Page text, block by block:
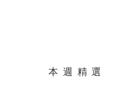
本 週 精 選